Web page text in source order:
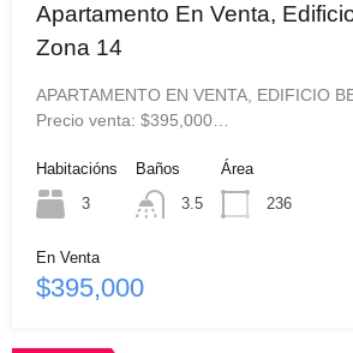
Apartamento En Venta,
Zona 14
APARTAMENTO EN VENTA, EDIFICIO
Precio venta: $395,000…
Habitacións
3
Baños
3.5
Área
236
En Venta
$395,000